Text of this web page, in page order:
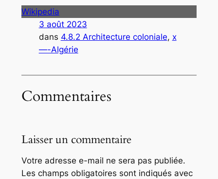
Wikipedia
3 août 2023
dans 4.8.2 Architecture coloniale, x
—-Algérie
Commentaires
Laisser un commentaire
Votre adresse e-mail ne sera pas publiée.
Les champs obligatoires sont indiqués avec